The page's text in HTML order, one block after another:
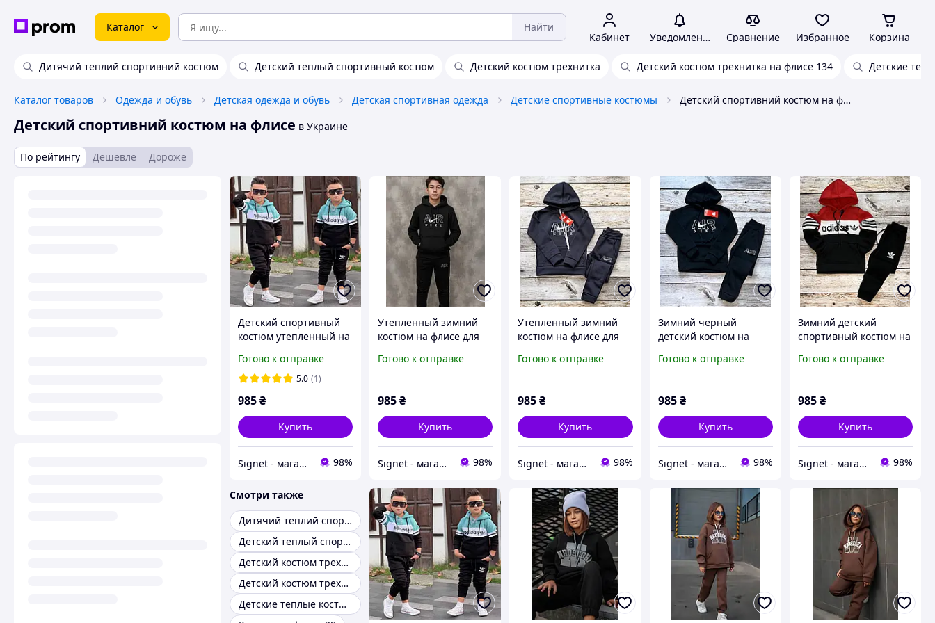
Каталог Найти
Кабинет Уведомления Сравнение Избранное Корзина
Дитячий теплий спортивний костюм Детский теплый спортивный костюм Детский костюм трехнитка Детский костюм трехнитка на флисе 134 Детские
Каталог товаров Одежда и обувь Детская одежда и обувь Детская спортивная одежда Детские спортивные костюмы Детский спортивний костюм на флисе
Детский спортивний костюм на флисе в Украине
По рейтингу Дешевле Дороже
Детский спортивный
костюм утепленный на
Готово к отправке
5.0 (1)
985₴
Купить
Signet - магазин для всей семьи! 98%
Утепленный зимний
костюм на флисе для
Готово к отправке
985₴
Купить
Signet - магазин для всей семьи! 98%
Утепленный зимний
костюм на флисе для
Готово к отправке
985₴
Купить
Signet - магазин для всей семьи! 98%
Зимний черный
детский костюм на
девочек
Готово к отправке
985 ₴
Купить
Signet - магазин для всей семьи! 98%
Зимний детский
спортивный костюм на
лет
Готово к отправке
985₴
Купить
Signet - магазин для всей семьи! 98%
Смотри также
Дитячий теплий спортивний костюм
Детский теплый спортивный костюм
Детский костюм трехнитка
Детский костюм трехнитка на флисе 134
Детские теплые костюмы на флисе